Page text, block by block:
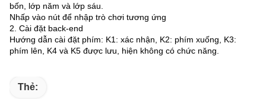
bốn, lớp năm và lớp sáu.
Nhấp vào nút để nhập trò chơi tương ứng
2. Cài đặt back-end
Hướng dẫn cài đặt phím: K1: xác nhận, K2: phím xuống, K3:
phím lên, K4 và K5 được lưu, hiện không có chức năng.
Thẻ: